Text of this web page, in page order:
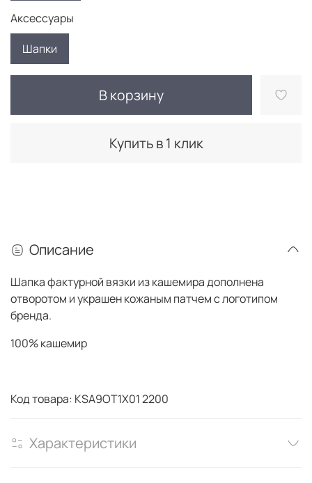
В корзину
Купить в 1 клик
Аксессуары
Шапки
Описание
Шапка фактурной вязки из кашемира дополнена
отворотом и украшен кожаным патчем с логотипом
бренда.
100% кашемир
Код товара: KSA9OT1X01 2200
Характеристики